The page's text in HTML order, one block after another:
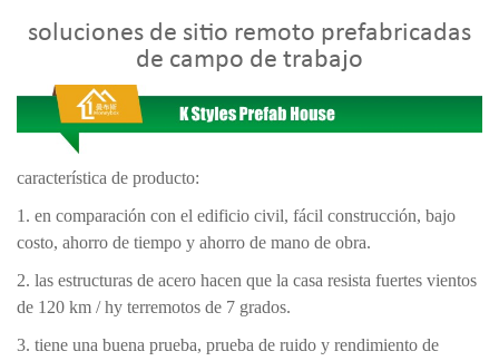
soluciones de sitio remoto prefabricadas
de campo de trabajo
característica de producto:
1. en comparación con el edificio civil, fácil construcción, bajo
costo, ahorro de tiempo y ahorro de mano de obra.
2. las estructuras de acero hacen que la casa resista fuertes vientos
de 120 km / hy terremotos de 7 grados.
3. tiene una buena prueba, prueba de ruido y rendimiento de